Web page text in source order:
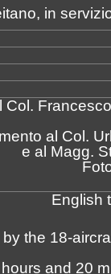
in
al Col.
e al Magg.
English
the 18-
and 20